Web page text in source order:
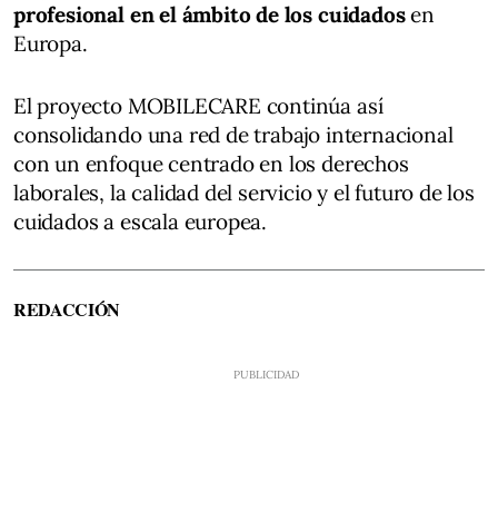
profesional en el ámbito de los cuidadosen
Europa.
El proyecto MOBILECARE continúa así
consolidando una red de trabajo internacional
con un enfoque centrado en los derechos
laborales, la calidad del servicio y el futuro de los
cuidados a escala europea.
REDACCIÓN